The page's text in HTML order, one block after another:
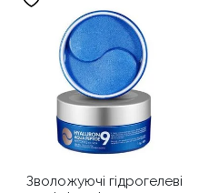
Зволожуючі гідрогелеві